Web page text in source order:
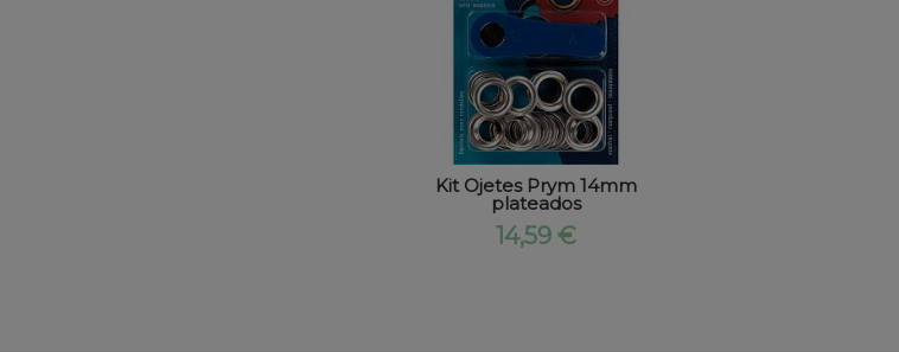
Kit Ojetes Prym 14mm
plateados
14,59 €